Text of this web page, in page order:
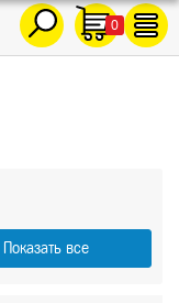
0
Показать все